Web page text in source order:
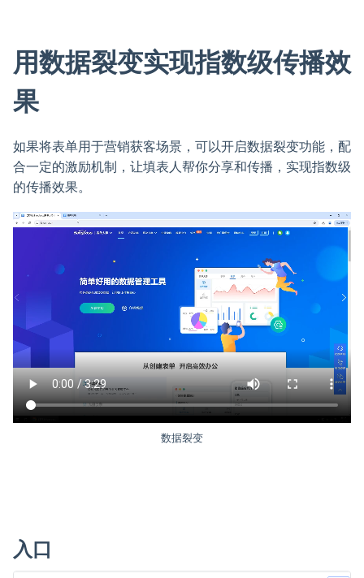
用数据裂变实现指数级传播效
果
如果将表单用于营销获客场景，可以开启数据裂变功能，配
合一定的激励机制，让填表人帮你分享和传播，实现指数级
的传播效果。
数据裂变
入口